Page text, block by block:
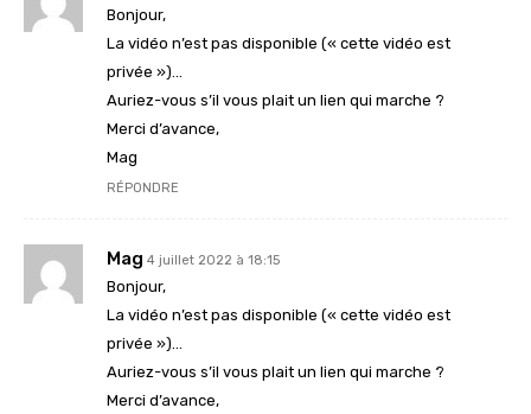
Bonjour,
La vidéo n’est pas disponible (« cette vidéo est
privée »)…
Auriez-vous s’il vous plait un lien qui marche ?
Merci d’avance,
Mag
RÉPONDRE
Mag 4 juillet 2022 à 18:15
Bonjour,
La vidéo n’est pas disponible (« cette vidéo est
privée »)…
Auriez-vous s’il vous plait un lien qui marche ?
Merci d’avance,